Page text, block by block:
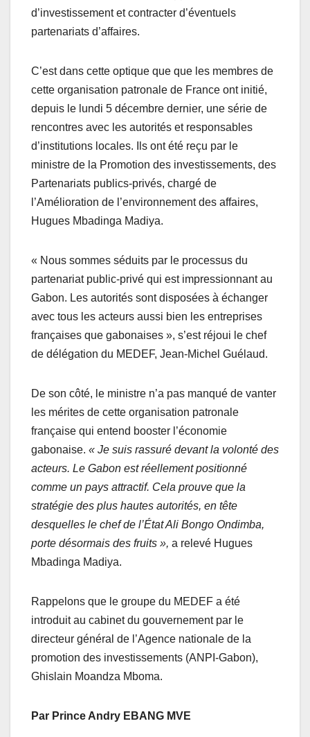
d’investissement et contracter d’éventuels
partenariats d’affaires.
C’est dans cette optique que que les membres de
cette organisation patronale de France ont initié,
depuis le lundi 5 décembre dernier, une série de
rencontres avec les autorités et responsables
d’institutions locales. Ils ont été reçu par le
ministre de la Promotion des investissements, des
Partenariats publics-privés, chargé de
l’Amélioration de l’environnement des affaires,
Hugues Mbadinga Madiya.
« Nous sommes séduits par le processus du
partenariat public-privé qui est impressionnant au
Gabon. Les autorités sont disposées à échanger
avec tous les acteurs aussi bien les entreprises
françaises que gabonaises », s’est réjoui le chef
de délégation du MEDEF, Jean-Michel Guélaud.
De son côté, le ministre n’a pas manqué de vanter
les mérites de cette organisation patronale
française qui entend booster l’économie
gabonaise. « Je suis rassuré devant la volonté des
acteurs. Le Gabon est réellement positionné
comme un pays attractif. Cela prouve que la
stratégie des plus hautes autorités, en tête
desquelles le chef de l’État Ali Bongo Ondimba,
porte désormais des fruits », a relevé Hugues
Mbadinga Madiya.
Rappelons que le groupe du MEDEF a été
introduit au cabinet du gouvernement par le
directeur général de l’Agence nationale de la
promotion des investissements (ANPI-Gabon),
Ghislain Moandza Mboma.
Par Prince Andry EBANG MVE